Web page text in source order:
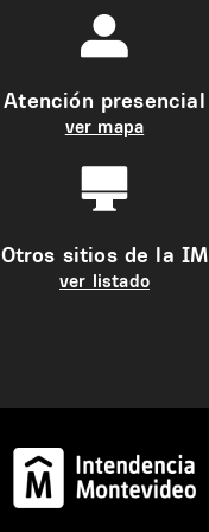
Atención presencial
ver mapa
Otros sitios de la IM
ver listado